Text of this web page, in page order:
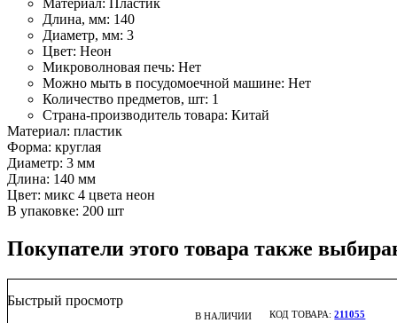
Материал: Пластик
Длина, мм: 140
Диаметр, мм: 3
Цвет: Неон
Микроволновая печь: Нет
Можно мыть в посудомоечной машине: Нет
Количество предметов, шт: 1
Страна-производитель товара: Китай
Материал: пластик
Форма: круглая
Диаметр: 3 мм
Длина: 140 мм
Цвет: микс 4 цвета неон
В упаковке: 200 шт
Покупатели этого товара также
Быстрый просмотр
В НАЛИЧИИ 211055